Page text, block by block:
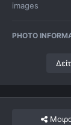
images
PHOTO